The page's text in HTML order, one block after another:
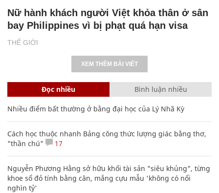
THẾ GIỚI
Nữ hành khách người Việt khỏa thân ở sân
bay Philippines vì bị phạt quá hạn visa
XEM THÊM BÀI VIẾT
Đọc nhiều Bình luận nhiều
Nhiều điểm bất thường ở bằng đại học của Lý Nhã Kỳ
Cách học thuộc nhanh Bảng công thức lượng giác bằng thơ,
"thần chú"
17
Nguyễn Phương Hằng sở hữu khối tài sản "siêu khủng", từng
khoe sổ đỏ tính bằng cân, mắng cựu mẫu 'không có nổi
nghìn tỷ'